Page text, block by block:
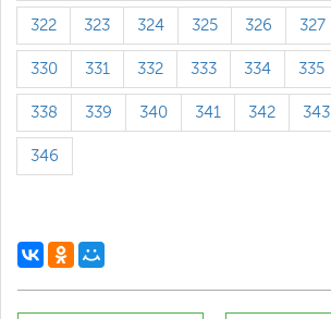
322 323 324 325 326 327
330 331 332 333 334 335
338 339 340 341 342 343
346